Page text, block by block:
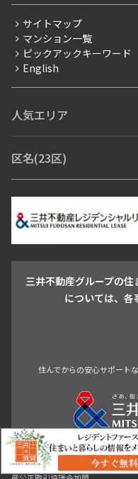
賃料改定
フリーレント
ペット可
ブランドマンション
サイトマップ
マンション一覧
ピックアックキーワード
English
人気エリア
青山・表参道・原宿
市ヶ谷・神楽
芝浦・汐留・品川
月島・勝
新宿・代々木
目白・高田馬
池尻大橋・三軒茶屋
祐天寺
駒沢・用賀・二子玉川
成城
戸越・大井・蒲田
区名(23区)
豊島区
杉並区 板橋区
葛飾区
江戸川区
三井不動産グループの
については、
住んでからの安心サポートな